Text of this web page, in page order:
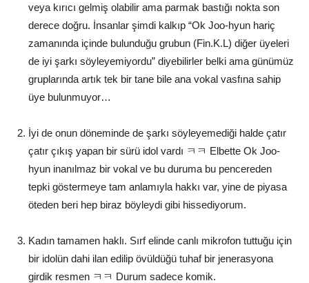
veya kırıcı gelmiş olabilir ama parmak bastığı nokta son
derece doğru. İnsanlar şimdi kalkıp “Ok Joo-hyun hariç
zamanında içinde bulunduğu grubun (Fin.K.L) diğer üyeleri
de iyi şarkı söyleyemiyordu” diyebilirler belki ama günümüz
gruplarında artık tek bir tane bile ana vokal vasfına sahip
üye bulunmuyor…
İyi de onun döneminde de şarkı söyleyemediği halde çatır
çatır çıkış yapan bir sürü idol vardı ㅋㅋ Elbette Ok Joo-
hyun inanılmaz bir vokal ve bu duruma bu pencereden
tepki göstermeye tam anlamıyla hakkı var, yine de piyasa
öteden beri hep biraz böyleydi gibi hissediyorum.
Kadın tamamen haklı. Sırf elinde canlı mikrofon tuttuğu için
bir idolün dahi ilan edilip övüldüğü tuhaf bir jenerasyona
girdik resmen ㅋㅋ Durum sadece komik.